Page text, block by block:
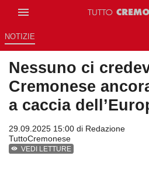
NOTIZIE
Nessuno ci
Cremonese
a caccia
29.09.2025 15:00 di Redazione
TuttoCremonese
VEDI LETTURE